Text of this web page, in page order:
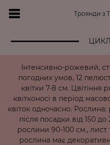
Троянди з
Інтенсивно-рожевий,
погодних умов, 12
квітки 7-8 см. Цвітіння
квітконосі в період
квіток одночасно.
після посадки від 150
рослини 90-100 см.,
рослина має